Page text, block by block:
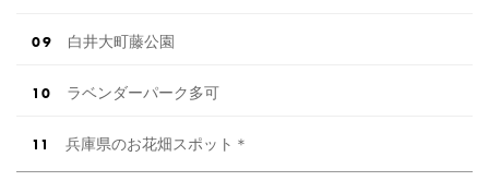
白井大町藤公園
ラベンダーパーク多可
兵庫県のお花畑スポット＊